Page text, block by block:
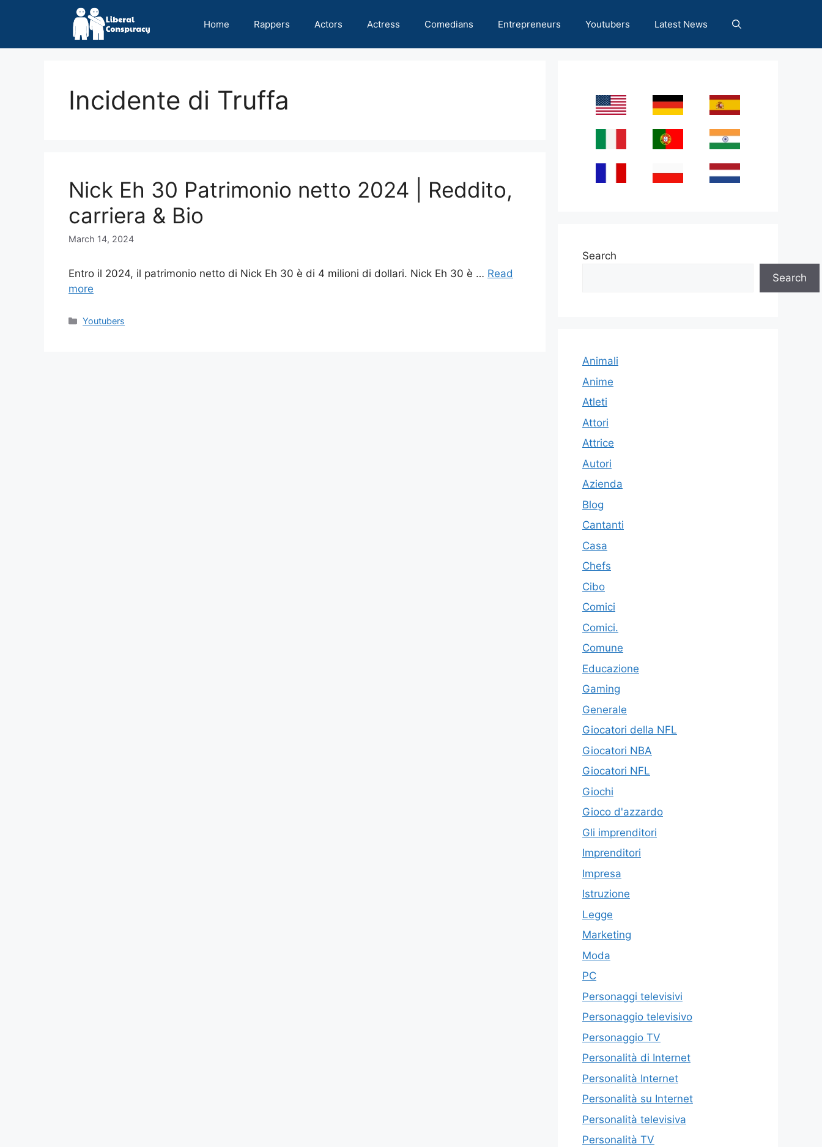
Home Rappers Actors Actress Comedians Entrepreneurs Youtubers Latest News
Incidente di Truffa
Nick Eh 30 Patrimonio netto 2024 | Reddito,
carriera & Bio
March 14, 2024
Entro il 2024, il patrimonio netto di Nick Eh 30 è di 4 milioni di dollari. Nick Eh 30 è … Read
more
Categories
Youtubers
Search
Search
Animali
Anime
Atleti
Attori
Attrice
Autori
Azienda
Blog
Cantanti
Casa
Chefs
Cibo
Comici
Comici.
Comune
Educazione
Gaming
Generale
Giocatori della NFL
Giocatori NBA
Giocatori NFL
Giochi
Gioco d'azzardo
Gli imprenditori
Imprenditori
Impresa
Istruzione
Legge
Marketing
Moda
PC
Personaggi televisivi
Personaggio televisivo
Personaggio TV
Personalità di Internet
Personalità Internet
Personalità su Internet
Personalità televisiva
Personalità TV